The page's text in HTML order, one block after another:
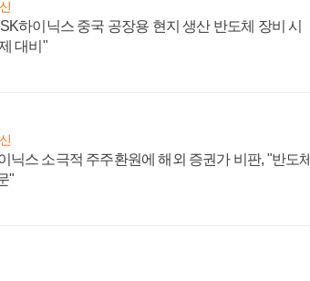
하이닉스 중국 공장용 현지 생산 반도체 장비 시
대비"
닉스 소극적 주주환원에 해외 증권가 비판, "반도체
"